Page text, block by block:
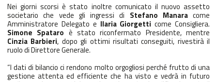
Nei giorni scorsi è stato inoltre comunicato il nuovo assetto
societario che vede gli ingressi di Stefano Manaracome
Amministratore Delegato e Ilaria Giorgetti come Consigliera.
Simone Spataro è stato riconfermato Presidente, mentre
Cinzia Barbieri, dopo gli ottimi risultati conseguiti, rivestirà il
ruolo di Direttore Generale.
“I dati di bilancio ci rendono molto orgogliosi perché frutto di una
gestione attenta ed efficiente che ha visto e vedrà in futuro